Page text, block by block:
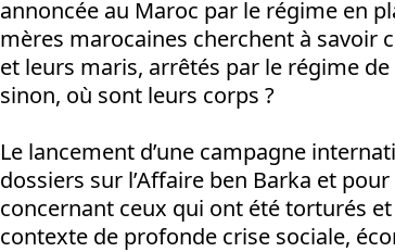
annoncée au Maroc par le régime en
mères marocaines cherchent à savoir
et leurs maris, arrêtés par le régime
sinon, où sont leurs corps ?
Le lancement d’une campagne
dossiers sur l’Affaire ben Barka et
concernant ceux qui ont été torturés
contexte de profonde crise sociale,